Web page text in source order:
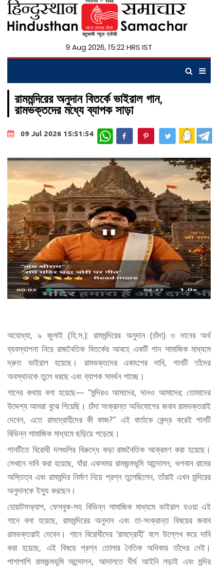
9 Aug 2026, 15:22 HRS IST
রামমন্দিরের অনুদান বিতর্কে ভাইরাল গান,
রামভক্তদের মধ্যে ব্যাপক সাড়া
09 Jul 2026 15:51:54 WhatsApp
অযোধ্যা, ৯ জুলাই (হি.স.): রামমন্দিরের অনুদান (চাঁদা) ও দানের অর্থ
ব্যবস্থাপনা নিয়ে রাজনৈতিক বিতর্কের আবহে একটি গান সামাজিক মাধ্যমে
দ্রুত ভাইরাল হয়েছে। রামভক্তদের একাংশের দাবি, গানটি তাঁদের
অবস্থানকে তুলে ধরছে এবং ব্যাপক সমর্থন পাচ্ছে।
গানের কথায় বলা হয়েছে— “মন্দিরও আমাদের, দানও আমাদের; তোমাদের
উদ্দেশ্য আমরা বুঝে গিয়েছি। চাঁদা সংক্রান্ত অভিযোগের জবাব রামভক্তরাই
দেবেন, এতে রামদ্রোহীদের কী কাজ?” এই বার্তাকে কেন্দ্র করেই গানটি
বিভিন্ন সামাজিক মাধ্যমে ছড়িয়ে পড়েছে।
গানটিতে বিরোধী দলগুলির বিরুদ্ধে কড়া রাজনৈতিক আক্রমণ করা হয়েছে।
সেখানে দাবি করা হয়েছে, যাঁরা একসময় রামজন্মভূমি আন্দোলন, ভগবান রামের
অস্তিত্ব এবং রামমন্দির নির্মাণ নিয়ে প্রশ্ন তুলেছিলেন, তাঁরাই এখন মন্দিরের
অনুদানকে ইস্যু করছেন।
হোয়াটসঅ্যাপ, ফেসবুক-সহ বিভিন্ন সামাজিক মাধ্যমে ভাইরাল হওয়া এই
গানে বলা হয়েছে, রামমন্দিরের অনুদান এবং তা-সংক্রান্ত বিষয়ের জবাব
রামভক্তরাই দেবেন। গানে বিরোধীদের ‘রামদ্রোহী’ বলে উল্লেখ করে দাবি
করা হয়েছে, এই বিষয়ে প্রশ্ন তোলার নৈতিক অধিকার তাঁদের নেই।
পাশাপাশি রামজন্মভূমি আন্দোলন, আদালতে দীর্ঘ আইনি লড়াই এবং মন্দির